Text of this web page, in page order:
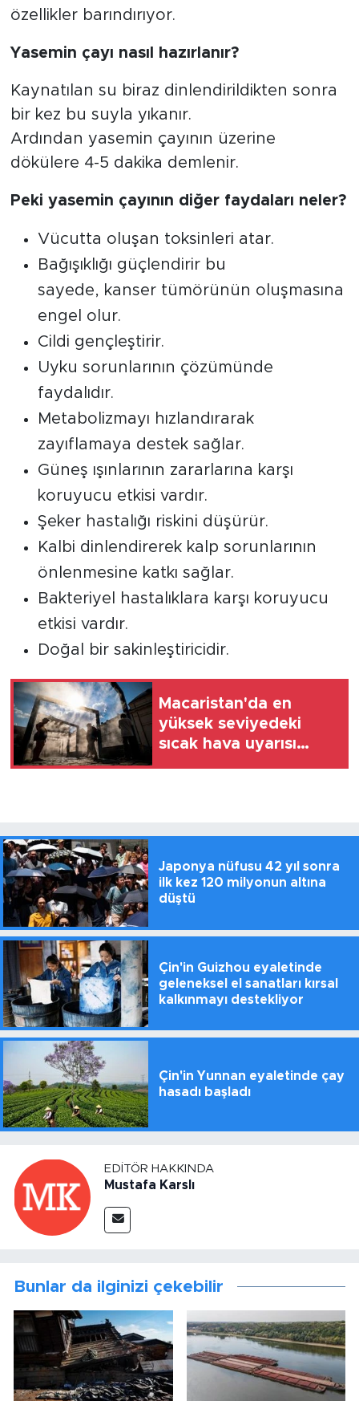
özellikler barındırıyor.
Yasemin çayı nasıl hazırlanır?
Kaynatılan su biraz dinlendirildikten sonra
bir kez bu suyla yıkanır.
Ardından yasemin çayının üzerine
dökülere 4-5 dakika demlenir.
Peki yasemin çayının diğer faydaları neler?
Vücutta oluşan toksinleri atar.
Bağışıklığı güçlendirir bu
sayede, kanser tümörünün oluşmasına
engel olur.
Cildi gençleştirir.
Uyku sorunlarının çözümünde
faydalıdır.
Metabolizmayı hızlandırarak
zayıflamaya destek sağlar.
Güneş ışınlarının zararlarına karşı
koruyucu etkisi vardır.
Şeker hastalığı riskini düşürür.
Kalbi dinlendirerek kalp sorunlarının
önlenmesine katkı sağlar.
Bakteriyel hastalıklara karşı koruyucu
etkisi vardır.
Doğal bir sakinleştiricidir.
Macaristan'da en
yüksek seviyedeki
sıcak hava uyarısı
Japonya nüfusu 42 yıl sonra
ilk kez 120 milyonun altına
düştü
Çin'in Guizhou eyaletinde
geleneksel el sanatları kırsal
kalkınmayı destekliyor
Çin'in Yunnan eyaletinde çay
hasadı başladı
EDITÖR HAKKINDA
Mustafa Karslı
Bunlar da ilginizi çekebilir